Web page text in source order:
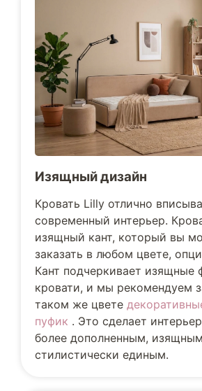
Изящный дизайн
Кровать Lilly отлично
современный интерьер.
изящный кант, который вы
заказать в любом цвете,
Кант подчеркивает изящные
кровати, и мы рекомендуем
таком же цвете
пуфик . Это сделает
более дополненным,
стилистически единым.